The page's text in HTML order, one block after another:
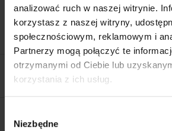
analizować ruch w naszej witrynie.
korzystasz z naszej witryny,
społecznościowym, reklamowym i
Partnerzy mogą połączyć te
otrzymanymi od Ciebie lub
korzystania z ich usług.
zgody
Niezbędne
Kolacja z prelegentami i before
party (Hotel Sheraton, 27.10) tylko
wbilecie ALLPASS VIP
Dostępne
tylko w
bilecie
ALLPASS
VIP
Dedykowana strefa VIP z
możliwością networkingu z
prelegentami i wystawcami w
WARTOŚĆ: 1970 zł